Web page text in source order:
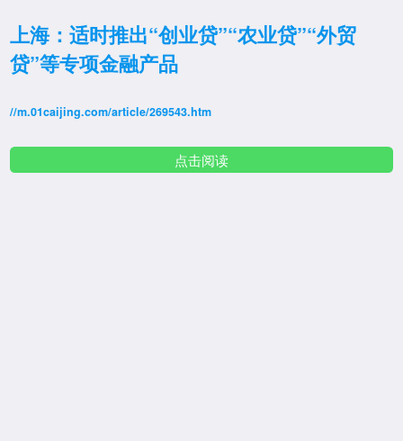
上海：适时推出“创业贷”“农业贷”“外贸
贷”等专项金融产品
//m.01caijing.com/article/269543.htm
点击阅读